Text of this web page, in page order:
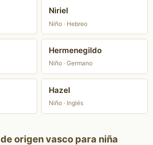
Niriel
Niño · Hebreo
Hermenegildo
Niño · Germano
Hazel
Niño · Inglés
origen vasco para niña